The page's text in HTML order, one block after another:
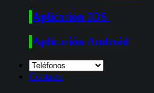
Aplicación IOS
Aplicación Android
Contacto